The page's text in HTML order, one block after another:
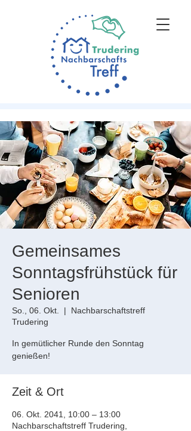
Gemeinsames
Sonntagsfrühstück für
Senioren
So., 06. Okt.
  |
Nachbarschaftstreff
Trudering
In gemütlicher Runde den Sonntag
genießen!
Zeit & Ort
06. Okt. 2041, 10:00 – 13:00
Nachbarschaftstreff Trudering,